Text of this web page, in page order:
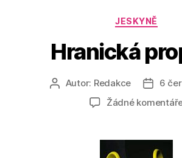
Rubriky
JESKYNĚ
Hranická
Autor
příspěvku
Autor: Redakce
Datum
6
Žádné